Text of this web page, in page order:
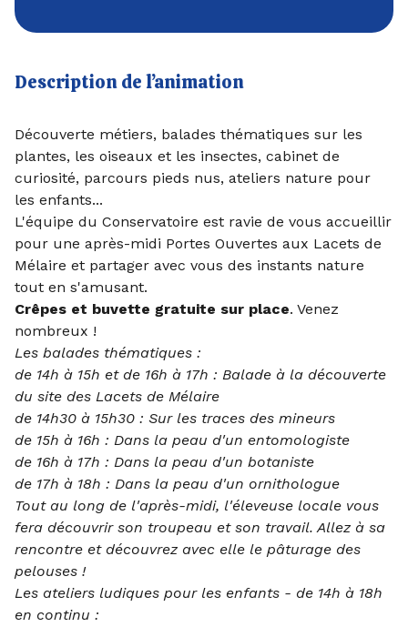
Description de l’animation
Découverte métiers, balades thématiques sur les
plantes, les oiseaux et les insectes, cabinet de
curiosité, parcours pieds nus, ateliers nature pour
les enfants...
L'équipe du Conservatoire est ravie de vous accueillir
pour une après-midi Portes Ouvertes aux Lacets de
Mélaire et partager avec vous des instants nature
tout en s'amusant.
Crêpes et buvette gratuite sur place. Venez
nombreux !
Les balades thématiques :
de 14h à 15h et de 16h à 17h : Balade à la découverte
du site des Lacets de Mélaire
de 14h30 à 15h30 : Sur les traces des mineurs
de 15h à 16h : Dans la peau d'un entomologiste
de 16h à 17h : Dans la peau d'un botaniste
de 17h à 18h : Dans la peau d'un ornithologue
Tout au long de l'après-midi, l'éleveuse locale vous
fera découvrir son troupeau et son travail. Allez à sa
rencontre et découvrez avec elle le pâturage des
pelouses !
Les ateliers ludiques pour les enfants - de 14h à 18h
en continu :